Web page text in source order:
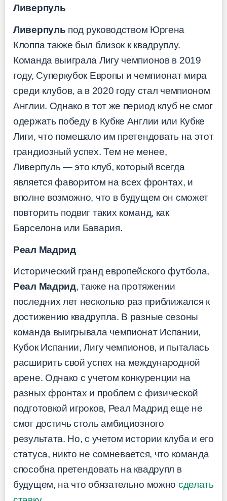
Ливерпуль
Ливерпуль под руководством Юргена
Клоппа также был близок к квадруплу.
Команда выиграла Лигу чемпионов в 2019
году, Суперкубок Европы и чемпионат мира
среди клубов, а в 2020 году стал чемпионом
Англии. Однако в тот же период клуб не смог
одержать победу в Кубке Англии или Кубке
Лиги, что помешало им претендовать на этот
грандиозный успех. Тем не менее,
Ливерпуль — это клуб, который всегда
является фаворитом на всех фронтах, и
вполне возможно, что в будущем он сможет
повторить подвиг таких команд, как
Барселона или Бавария.
Реал Мадрид
Исторический гранд европейского футбола,
Реал Мадрид, также на протяжении
последних лет несколько раз приближался к
достижению квадрупла. В разные сезоны
команда выигрывала чемпионат Испании,
Кубок Испании, Лигу чемпионов, и пыталась
расширить свой успех на международной
арене. Однако с учетом конкуренции на
разных фронтах и проблем с физической
подготовкой игроков, Реал Мадрид еще не
смог достичь столь амбициозного
результата. Но, с учетом истории клуба и его
статуса, никто не сомневается, что команда
способна претендовать на квадрупл в
будущем, на что обязательно можно сделать